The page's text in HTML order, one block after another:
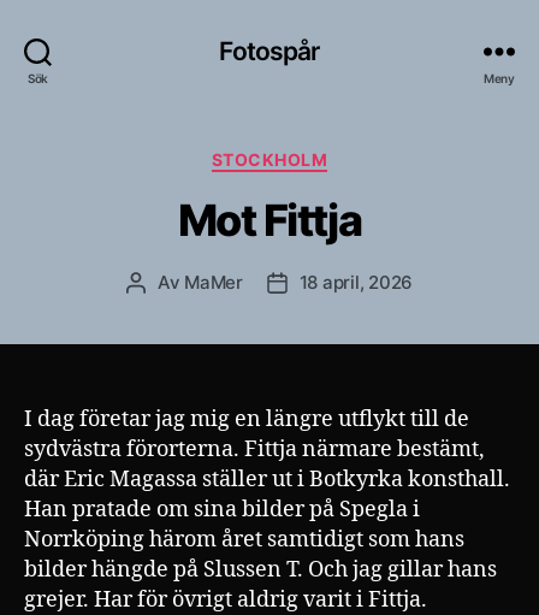
Sök
Fotospår
Meny
Kategorier
STOCKHOLM
Mot Fittja
Inläggsförfattare
Av MaMer Inläggsdatum
18 april, 2026
I dag företar jag mig en längre utflykt till de
sydvästra förorterna. Fittja närmare bestämt,
där Eric Magassa ställer ut i Botkyrka konsthall.
Han pratade om sina bilder på Spegla i
Norrköping härom året samtidigt som hans
bilder hängde på Slussen T. Och jag gillar hans
grejer. Har för övrigt aldrig varit i Fittja.